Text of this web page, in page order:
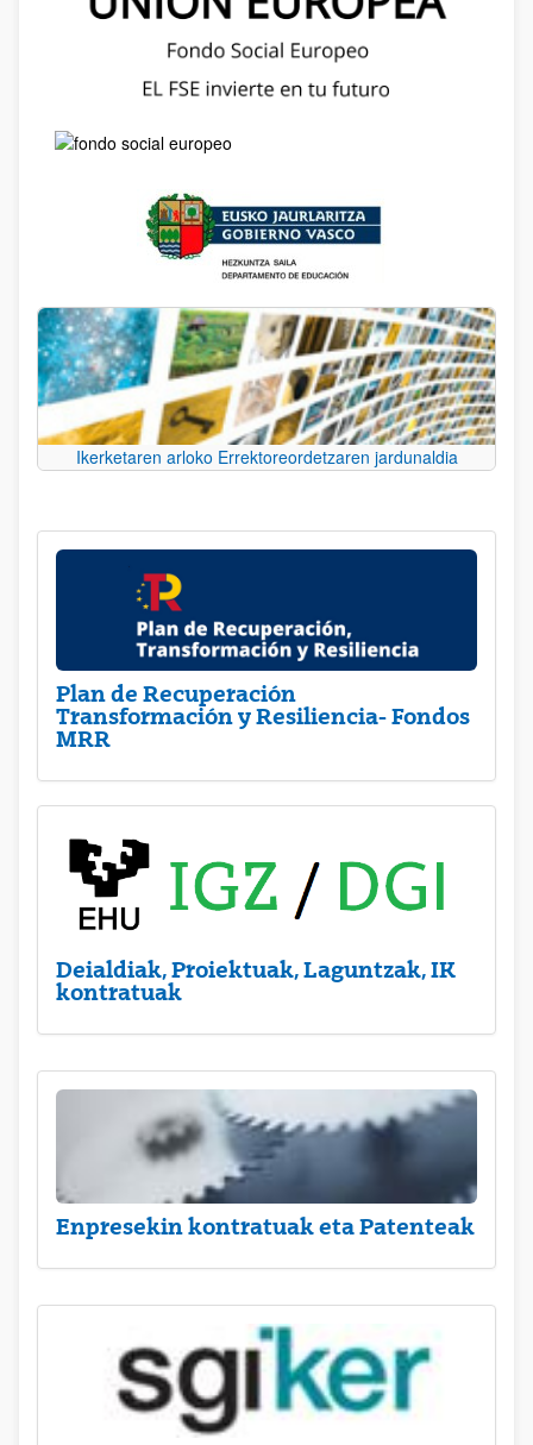
Ikerketaren arloko Errektoreordetzaren jardunaldia
Plan de Recuperación
Transformación y Resiliencia- Fondos
MRR
Deialdiak, Proiektuak, Laguntzak, IK
kontratuak
Enpresekin kontratuak eta Patenteak